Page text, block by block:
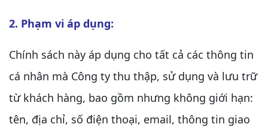
2. Phạm vi áp dụng:
Chính sách này áp dụng cho tất cả các thông tin
cá nhân mà Công ty thu thập, sử dụng và lưu trữ
từ khách hàng, bao gồm nhưng không giới hạn:
tên, địa chỉ, số điện thoại, email, thông tin giao